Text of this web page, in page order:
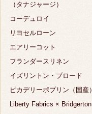
（タナジャージ）
コーデュロイ
リヨセルローン
エアリーコット
フランダースリネン
イズリントン・ブロード
ピカデリーポプリン（国産）
Liberty Fabrics × Bridgerton